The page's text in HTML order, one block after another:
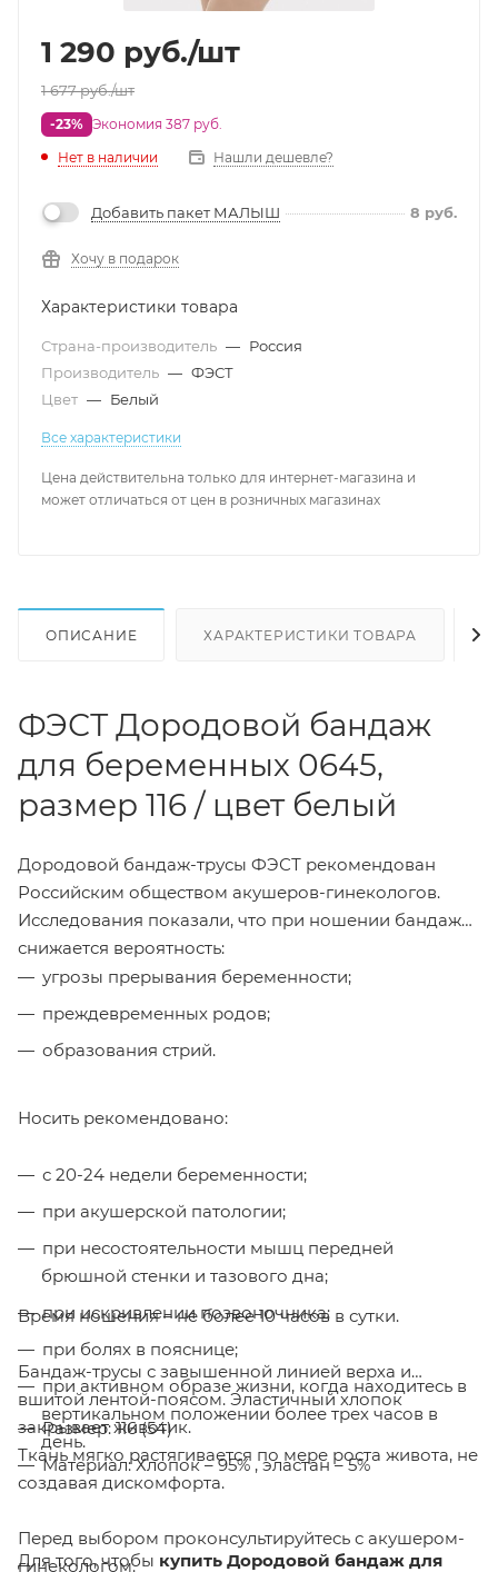
1 290 руб./шт
1 677руб./шт
-23% Экономия 387 руб.
Нет в наличии
Нашли дешевле?
Добавить пакет МАЛЫШ 8 руб.
Хочу в подарок
Характеристики товара
Страна-производитель — Россия
Производитель — ФЭСТ
Цвет — Белый
Все характеристики
Цена действительна только для интернет-магазина и
может отличаться от цен в розничных магазинах
ОПИСАНИЕ ХАРАКТЕРИСТИКИ ТОВАРА
ФЭСТ Дородовой бандаж
для беременных 0645,
размер 116 / цвет белый
Дородовой бандаж-трусы ФЭСТ рекомендован
Российским обществом акушеров-гинекологов.
Исследования показали, что при ношении бандажа
снижается вероятность:
угрозы прерывания беременности;
преждевременных родов;
образования стрий.
Носить рекомендовано:
с 20-24 недели беременности;
при акушерской патологии;
при несостоятельности мышц передней
брюшной стенки и тазового дна;
при искривлении позвоночника;
при болях в пояснице;
при активном образе жизни, когда находитесь в
вертикальном положении более трех часов в
день.
Время ношения – не более 10 часов в сутки.
Бандаж-трусы с завышенной линией верха и
вшитой лентой-поясом. Эластичный хлопок
закрывает животик.
Ткань мягко растягивается по мере роста живота, не
создавая дискомфорта.
Перед выбором проконсультируйтесь с акушером-
гинекологом.
Размер: 116 (54)
Материал: Хлопок – 95% , эластан – 5%
Для того, чтобы купить Дородовой бандаж для